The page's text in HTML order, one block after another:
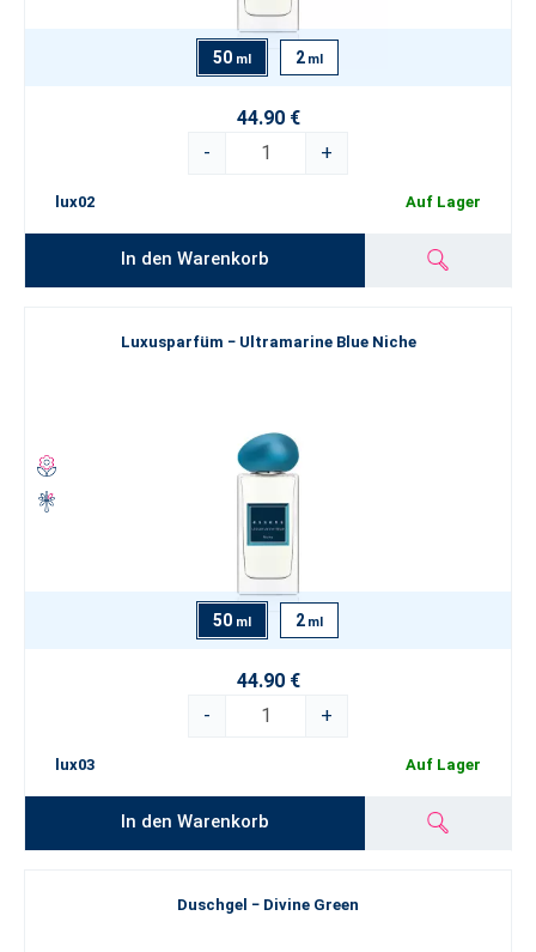
50 ml 2 ml
44.90 €
-
+
lux02 Auf Lager
In den Warenkorb
Luxusparfüm − Ultramarine Blue Niche
50 ml 2 ml
44.90 €
-
+
lux03 Auf Lager
In den Warenkorb
Duschgel − Divine Green